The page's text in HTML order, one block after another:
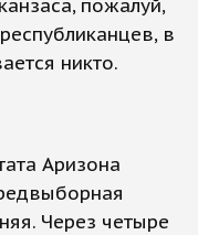
пожалуй,
в
никто.
Аризона
Через четыре